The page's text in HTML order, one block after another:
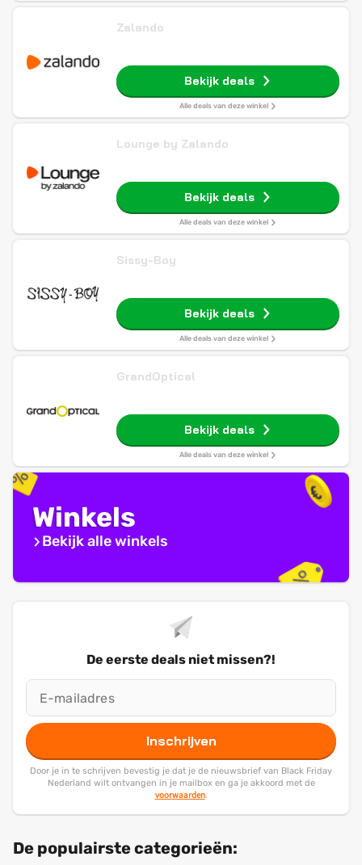
Zalando
Bekijk deals
Alle deals van deze winkel
Lounge by Zalando
Bekijk deals
Alle deals van deze winkel
Sissy-Boy
Bekijk deals
Alle deals van deze winkel
GrandOptical
Bekijk deals
Alle deals van deze winkel
Winkels
Bekijk alle winkels
De eerste deals niet missen?!
Inschrijven
Door je in te schrijven bevestig je dat je de nieuwsbrief van Black Friday
Nederland wilt ontvangen in je mailbox en ga je akkoord met de
voorwaarden.
De populairste categorieën: